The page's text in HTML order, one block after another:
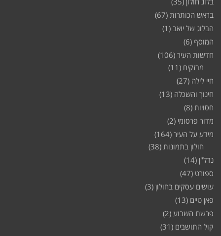
בראש הכותרות (67)
הבלוג של יואב (1)
המוסף (6)
חדשות העיר (106)
מבזקים (11)
חיי לילה (27)
חינוך והשכלה (13)
חסויות (8)
מדור פרסומי (2)
מידע על העיר (164)
חולון בתמונות (38)
נדל"ן (14)
ספורט (47)
עושים עסקים בחולון (3)
פאן טיים (13)
פרשת השבוע (2)
קול התושבים (31)